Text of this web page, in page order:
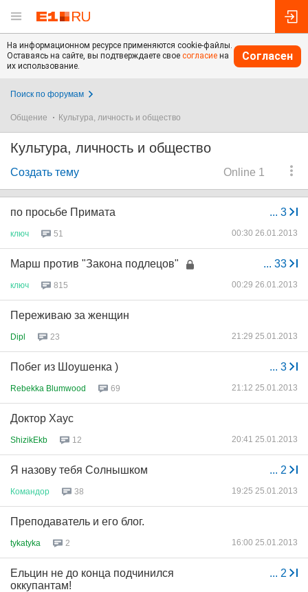
На информационном ресурсе применяются cookie-файлы.
Оставаясь на сайте, вы подтверждаете свое согласие на
их использование.
Согласен
Поиск по форумам
Общение Культура, личность и общество
Культура, личность и общество
Online 1
Создать тему
... 3
по просьбе Примата
ключ 51 00:30 26.01.2013
... 33
Марш против "Закона подлецов"
ключ 815 00:29 26.01.2013
Переживаю за женщин
Dipl 23 21:29 25.01.2013
... 3
Побег из Шоушенка )
Rebekka Blumwood 69 21:12 25.01.2013
Доктор Хаус
ShizikEkb 12 20:41 25.01.2013
... 2
Я назову тебя Солнышком
Командор 38 19:25 25.01.2013
Преподаватель и его блог.
tykatyka 2 16:00 25.01.2013
... 2
Ельцин не до конца подчинился
оккупантам!